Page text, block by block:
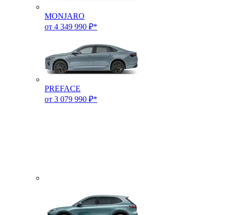
MONJARO
от 4 349 990 ₽*
PREFACE
от 3 079 990 ₽*